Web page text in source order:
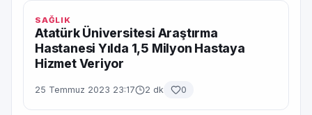
SAĞLIK
Atatürk Üniversitesi Araştırma
Hastanesi Yılda 1,5 Milyon Hastaya
Hizmet Veriyor
25 Temmuz 2023 23:17 2 dk 0